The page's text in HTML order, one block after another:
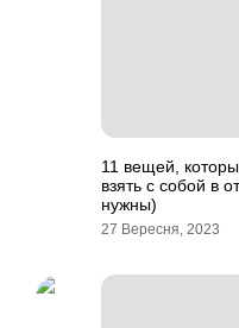
11 вещей,
взять с собой в
нужны)
27 Вересня, 2023